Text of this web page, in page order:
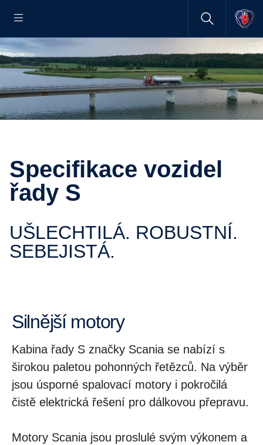
Specifikace vozidel
řady S
UŠLECHTILÁ. ROBUSTNÍ.
SEBEJISTÁ.
Silnější motory
Kabina řady S značky Scania se nabízí s
širokou paletou pohonných řetězců. Na výběr
jsou úsporné spalovací motory i pokročilá
čistě elektrická řešení pro dálkovou přepravu.
Motory Scania jsou proslulé svým výkonem a